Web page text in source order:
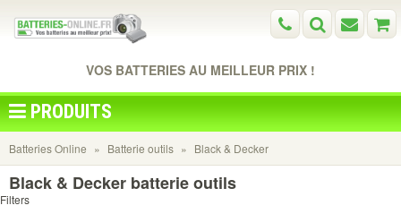
VOS BATTERIES AU MEILLEUR PRIX !
PRODUITS
Batteries Online Batterie outils Black & Decker
Black & Decker batterie outils
Filters